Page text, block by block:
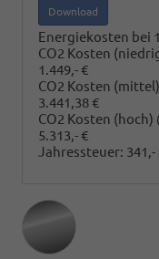
Download
Energiekosten bei
CO2 Kosten
1.449,- €
CO2 Kosten (mittel)
3.441,38 €
CO2 Kosten (hoch)
5.313,- €
Jahressteuer: 341,-